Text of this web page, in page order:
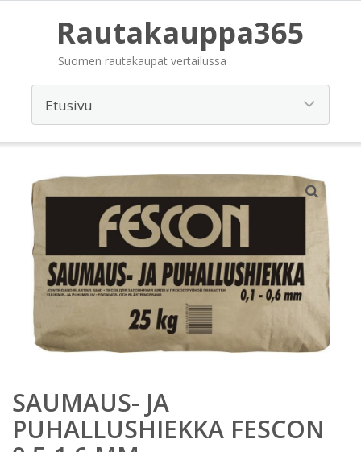
Rautakauppa365
Suomen rautakaupat vertailussa
SAUMAUS- JA
PUHALLUSHIEKKA FESCON